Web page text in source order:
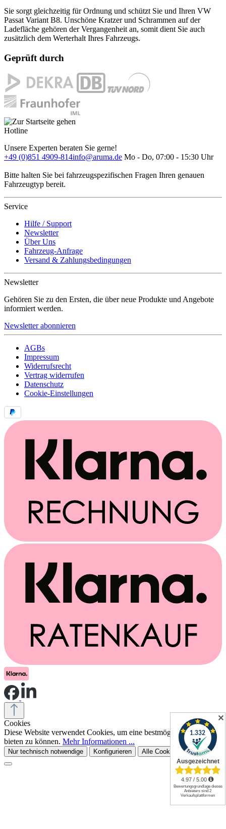
Sie sorgt gleichzeitig für Ordnung und schützt Sie und Ihren VW
Passat Variant B8. Unschöne Kratzer und Schrammen auf der
Ladefläche gehören der Vergangenheit an, somit dient Sie auch
zusätzlich dem Werterhalt Ihres Fahrzeugs.
Geprüft durch
Hotline
Unsere Experten beraten Sie gerne!
+49 (0)851 4909-814info@aruma.de Mo - Do, 07:00 - 15:30 Uhr
Bitte halten Sie bei fahrzeugspezifischen Fragen Ihren genauen
Fahrzeugtyp bereit.
Service
Hilfe / Support
Newsletter
Über Uns
Fahrzeug-Anfrage
Versand & Zahlungsbedingungen
Newsletter
Gehören Sie zu den Ersten, die über neue Produkte und Angebote
informiert werden.
Newsletter abonnieren
AGBs
Impressum
Widerrufsrecht
Vertrag widerrufen
Datenschutz
Cookie-Einstellungen
Cookies
Diese Website verwendet Cookies, um eine bestmögliche Erfahrung
bieten zu können. Mehr Informationen ...
Nur technisch notwendige Konfigurieren Alle Cookies akzeptieren
✕